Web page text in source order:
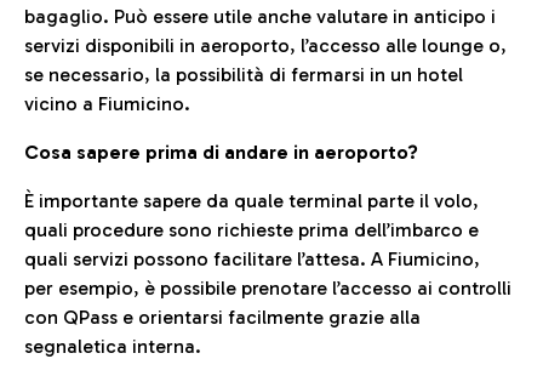
bagaglio. Può essere utile anche valutare in anticipo i
servizi disponibili in aeroporto, l’accesso alle lounge o,
se necessario, la possibilità di fermarsi in un hotel
vicino a Fiumicino.
Cosa sapere prima di andare in aeroporto?
È importante sapere da quale terminal parte il volo,
quali procedure sono richieste prima dell’imbarco e
quali servizi possono facilitare l’attesa. A Fiumicino,
per esempio, è possibile prenotare l’accesso ai controlli
con QPass e orientarsi facilmente grazie alla
segnaletica interna.